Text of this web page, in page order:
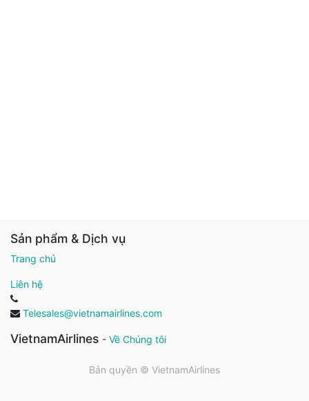
Sản phẩm & Dịch vụ
Trang chủ
Liên hệ
Telesales@vietnamairlines.com
VietnamAirlines - Về Chúng tôi
Bản quyền © VietnamAirlines